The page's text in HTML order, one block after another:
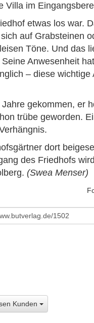
Villa im
etwas los war.
auf Grabsteinen
Töne. Und das
Anwesenheit
– diese
gekommen, er
trübe geworden.
dort
des Friedhofs
(Swea Menser)
Kunden